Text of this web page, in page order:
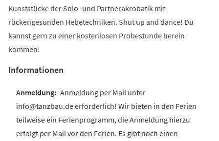
Kunststücke der Solo- und Partnerakrobatik mit
rückengesunden Hebetechniken. Shut up and dance! Du
kannst gern zu einer kostenlosen Probestunde herein
kommen!
Informationen
Anmeldung per Mail unter
info@tanzbau.de erforderlich! Wir bieten in den Ferien
teilweise ein Ferienprogramm, die Anmeldung hierzu
erfolgt per Mail vor den Ferien. Es gibt noch einen